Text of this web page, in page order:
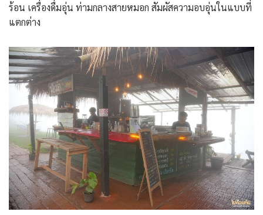
ร้อน เครื่องดื่มอุ่น ท่ามกลางสายหมอก สัมผัสความอบอุ่นในแบบที่
แตกต่าง